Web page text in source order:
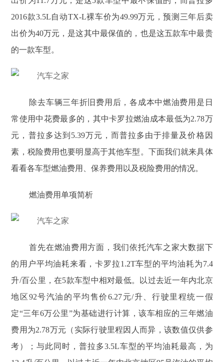
2016款3.5L自动TX-L裸车价为49.99万元，预测三年后卖
出价为40万元，是这其中最保值的，也是这五款车中最贵
的一款车型。
除去车辆三年折旧费用后，各成本中燃油费用是日
常使用中花费最多的，其中卡罗拉燃油成本最低为2.78万
元，普拉多达到5.39万元，而普拉多由于排量及价格因
素，税险费用也要明显高于其他车型。下面我们就来具体
看看各车型燃油费用、保养费用以及税险费用的情况。
燃油费用单项简析
首先在燃油费用方面，我们依托汽车之家大数据下
的用户平均油耗来看，卡罗拉1.2T车型的平均油耗为7.4
升/百公里，在5款车型中相对最低。以过去近一年内北京
地区92号汽油的平均售价6.27元/升、行驶里程统一假
定“三年6万公里”为基础进行计算，该车相应的三年燃油
费用为2.78万元（实际行驶里程因人而异，该数值仅供参
考）；与此同时，普拉多3.5L车型的平均油耗最高，为